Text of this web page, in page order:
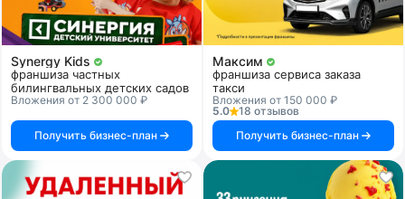
Synergy Kids
франшиза частных
билингвальных детских садов
Вложения от 2 300 000 ₽
Получить бизнес-план
Максим
франшиза сервиса заказа
такси
Вложения от 150 000 ₽
5.0
18 отзывов
Получить бизнес-план